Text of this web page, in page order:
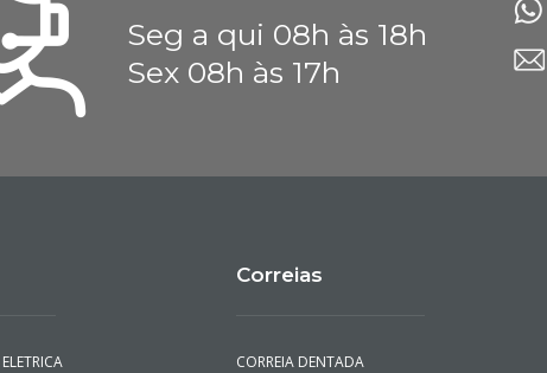
Seg a qui 08h às 18h
Sex 08h às 17h
Correias
CORREIA DENTADA